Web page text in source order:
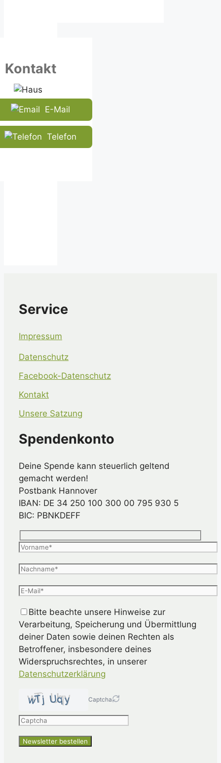
Kontakt
E-Mail
Telefon
Service
Impressum
Datenschutz
Facebook-Datenschutz
Kontakt
Unsere Satzung
Spendenkonto
Deine Spende kann steuerlich geltend
gemacht werden!
Postbank Hannover
IBAN: DE 34 250 100 300 00 795 930 5
BIC: PBNKDEFF
Bitte beachte unsere Hinweise zur
Verarbeitung, Speicherung und Übermittlung
deiner Daten sowie deinen Rechten als
Betroffener, insbesondere deines
Widerspruchsrechtes, in unserer
Datenschutzerklärung
Captcha
Please
enter
characters